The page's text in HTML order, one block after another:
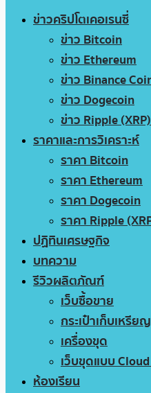
ข่าวคริปโตเคอเรนซี่
ข่าว Bitcoin
ข่าว Ethereum
ข่าว Binance
ข่าว Dogecoin
ข่าว Ripple (XRP)
ราคาและการวิเคราะห์
ราคา Bitcoin
ราคา Ethereum
ราคา Dogecoin
ราคา Ripple
ปฏิทินเศรษฐกิจ
บทความ
รีวิวผลิตภัณฑ์
เว็บซื้อขาย
กระเป๋าเก็บเหรียญ
เครื่องขุด
เว็บขุดแบบ
ห้องเรียน